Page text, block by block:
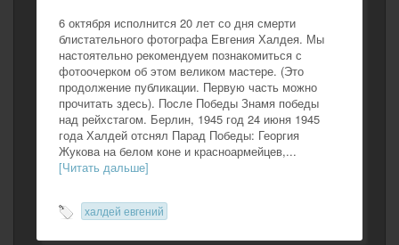
6 октября исполнится 20 лет со дня смерти
блистательного фотографа Евгения Халдея. Мы
настоятельно рекомендуем познакомиться с
фотоочерком об этом великом мастере. (Это
продолжение публикации. Первую часть можно
прочитать здесь). После Победы Знамя победы
над рейхстагом. Берлин, 1945 год 24 июня 1945
года Халдей отснял Парад Победы: Георгия
Жукова на белом коне и красноармейцев,...
[Читать дальше]
халдей евгений